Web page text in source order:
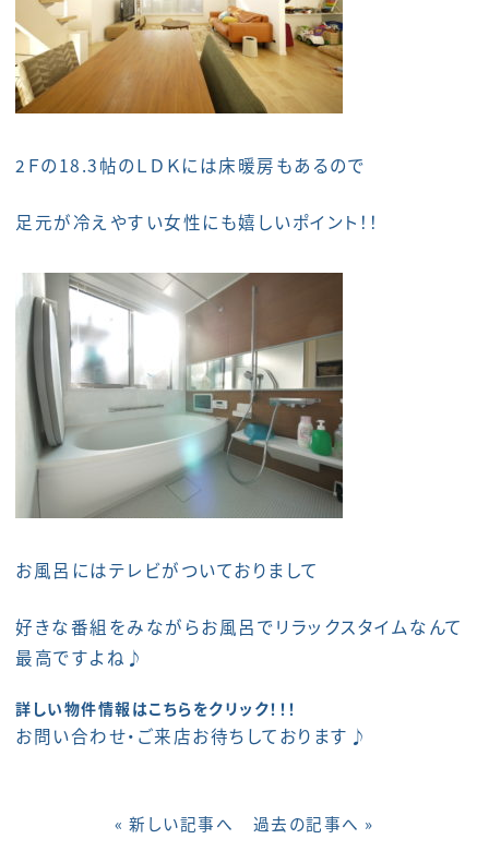
2Ｆの18.3帖のＬＤＫには床暖房もあるので
足元が冷えやすい女性にも嬉しいポイント！！
お風呂にはテレビがついておりまして
好きな番組をみながらお風呂でリラックスタイムなんて
最高ですよね♪
詳しい物件情報はこちらをクリック！！！
お問い合わせ・ご来店お待ちしております♪
« 新しい記事へ 過去の記事へ »